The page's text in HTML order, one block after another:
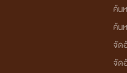
ค้น
ค้น
จัด
จัด